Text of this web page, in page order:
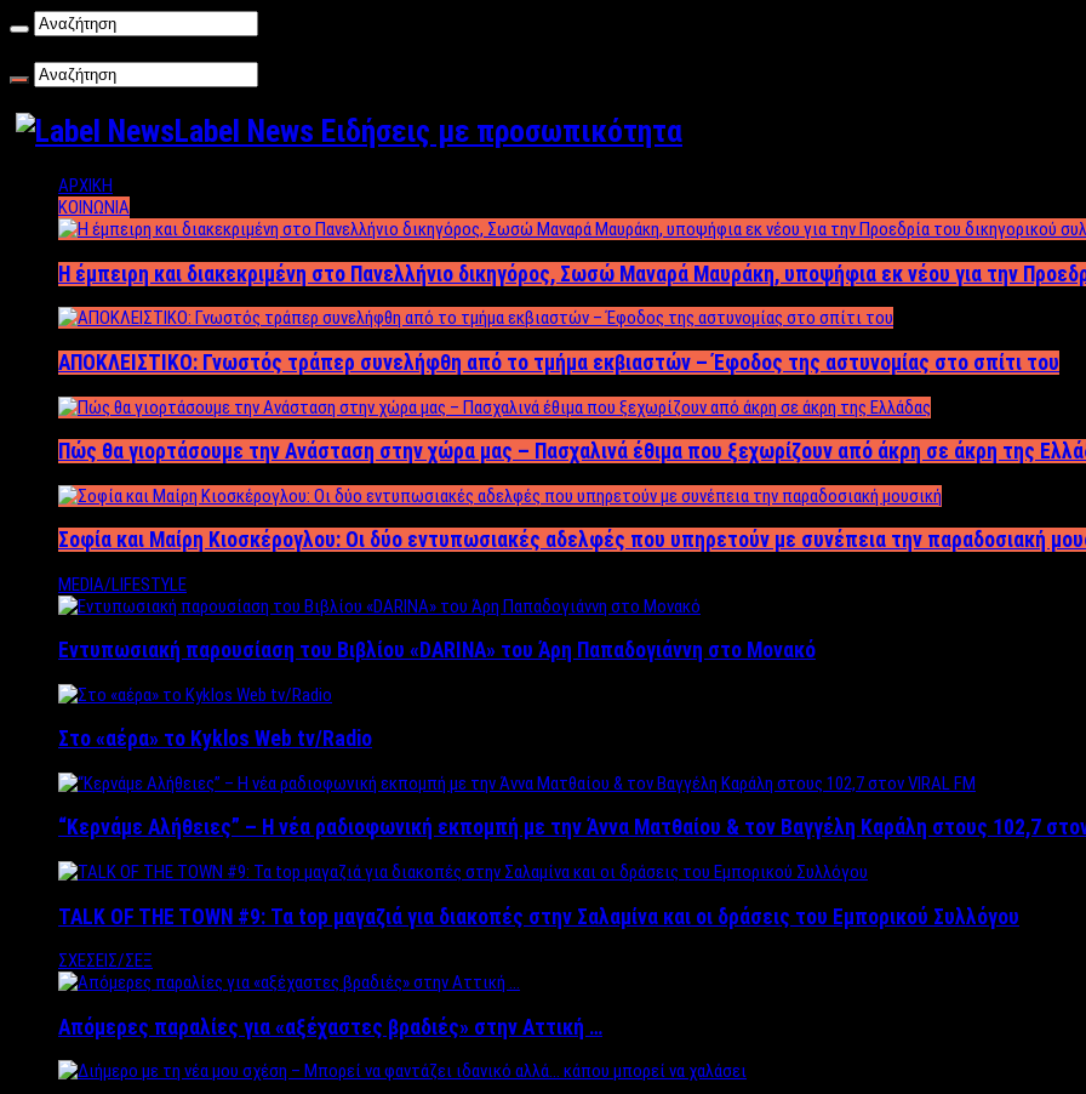
Label News Ειδήσεις με προσωπικότητα
ΑΡΧΙΚΗ
ΚΟΙΝΩΝΙΑ
Η έμπειρη και διακεκριμένη στο Πανελλήνιο δικηγόρος, Σωσώ Μαναρά Μαυράκη, υποψήφια εκ νέου για την
ΑΠΟΚΛΕΙΣΤΙΚΟ: Γνωστός τράπερ συνελήφθη από το τμήμα εκβιαστών – Έφοδος της αστυνομίας στο σπίτι του
Πώς θα γιορτάσουμε την Ανάσταση στην χώρα μας – Πασχαλινά έθιμα που ξεχωρίζουν από άκρη σε άκρη της
Σοφία και Μαίρη Κιοσκέρογλου: Οι δύο εντυπωσιακές αδελφές που υπηρετούν με συνέπεια την παραδοσιακή
MEDIA/LIFESTYLE
Εντυπωσιακή παρουσίαση του Βιβλίου «DARINA» του Άρη Παπαδογιάννη στο Μονακό
Στο «αέρα» το Kyklos Web tv/Radio
“Kερνάμε Αλήθειες” – Η νέα ραδιοφωνική εκπομπή με την Άννα Ματθαίου & τον Βαγγέλη Καράλη στους 102,7
TALK OF THE TOWN #9: Τα top μαγαζιά για διακοπές στην Σαλαμίνα και οι δράσεις του Εμπορικού Συλλόγου
ΣΧΕΣΕΙΣ/ΣΕΞ
Απόμερες παραλίες για «αξέχαστες βραδιές» στην Αττική …